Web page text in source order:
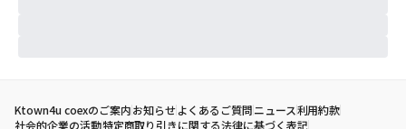
Ktown4u coexのご案内お知らせよくあるご質問ニュース利用約款
社会的企業の活動特定商取り引きに関する法律に基づく表記